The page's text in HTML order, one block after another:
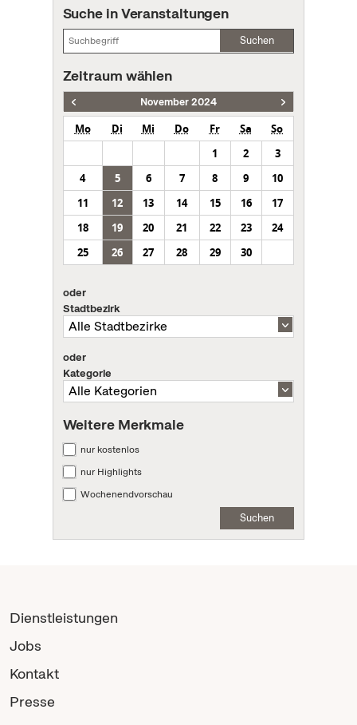
Suche in Veranstaltungen
Suchen
Zeitraum wählen
November 2024
Mo Di Mi Do Fr Sa
So
1
2
3
4
5 6 7 8 9
10
11
12 13 14 15 16
17
18
19 20 21 22 23
24
25
26 27 28 29 30
oder
Stadtbezirk
oder
Kategorie
Weitere Merkmale
nur kostenlos
nur Highlights
Wochenendvorschau
Suchen
Dienstleistungen
Jobs
Kontakt
Presse